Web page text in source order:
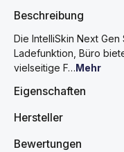
Beschreibung
Die IntelliSkin Next Gen
Ladefunktion, Büro
vielseitige F…Mehr
Eigenschaften
Hersteller
Bewertungen